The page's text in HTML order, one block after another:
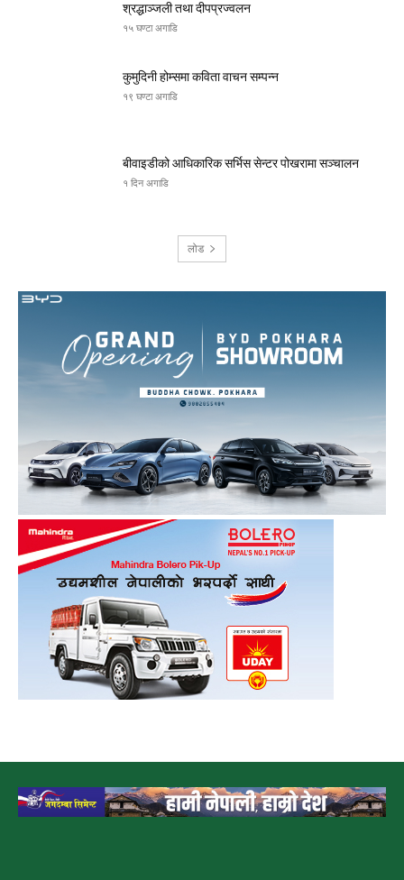
श्रद्धाञ्जली तथा दीपप्रज्वलन
१५ घण्टा अगाडि
कुमुदिनी होम्समा कविता वाचन सम्पन्न
१९ घण्टा अगाडि
बीवाइडीको आधिकारिक सर्भिस सेन्टर पोखरामा सञ्चालन
१ दिन अगाडि
लोड